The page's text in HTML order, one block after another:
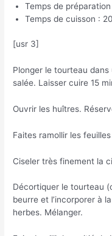
Temps de
Temps de cuisson :
[usr 3]
Plonger le tourteau
salée. Laisser cuire 15
Ouvrir les huîtres.
Faites ramollir les
Ciseler très finement la
Décortiquer le tourteau
beurre et l’incorporer à
herbes. Mélanger.